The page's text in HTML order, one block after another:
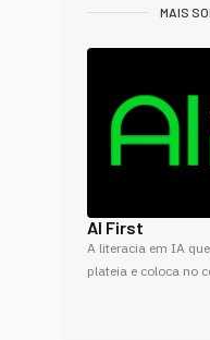
MAIS
AI First
A literacia em IA
plateia e coloca no